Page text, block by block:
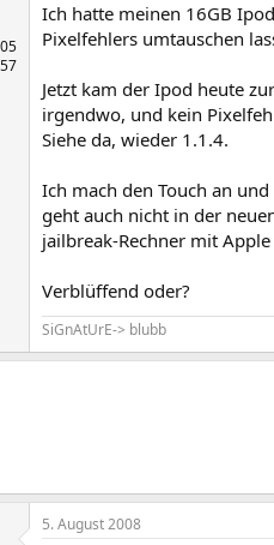
Ich hatte meinen 16GB
Pixelfehlers umtauschen
Jetzt kam der Ipod heute
irgendwo, und kein
Siehe da, wieder 1.1.4.
Ich mach den Touch an
geht auch nicht in der
jailbreak-Rechner mit
Verblüffend oder?
SiGnAtUrE-> blubb
5. August 2008